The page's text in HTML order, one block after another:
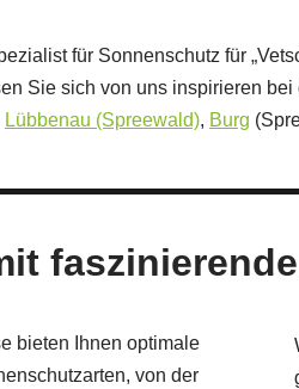
für Sonnenschutz für
Sie sich von uns inspirieren
Lübbenau (Spreewald), Burg
bieten Ihnen optimale
von der